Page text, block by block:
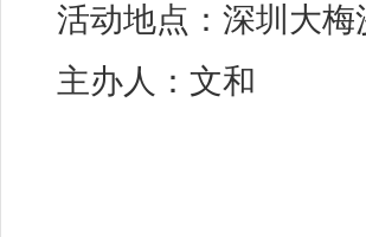
活动地点：深圳大梅
主办人：文和